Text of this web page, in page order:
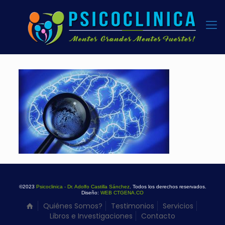
©2023 Psicoclinica - Dr. Adolfo Castilla Sánchez. Todos los derechos reservados.
Diseño: WEB CTGENA.CO
Quiénes Somos? Testimonios
Servicios
Libros e Investigaciones
Contacto